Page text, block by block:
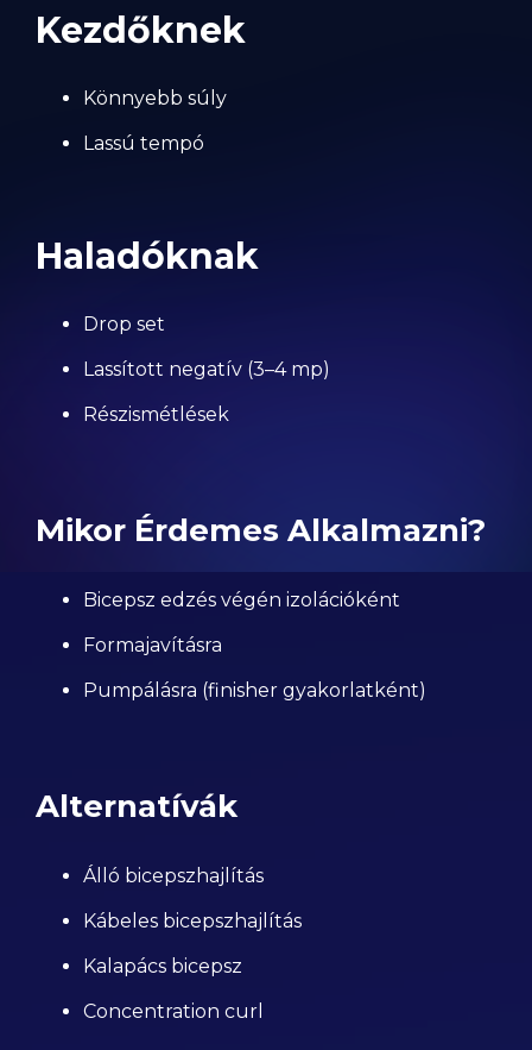
Kezdőknek
Könnyebb súly
Lassú tempó
Haladóknak
Drop set
Lassított negatív (3–4 mp)
Részismétlések
Mikor Érdemes Alkalmazni?
Bicepsz edzés végén izolációként
Formajavításra
Pumpálásra (finisher gyakorlatként)
Alternatívák
Álló bicepszhajlítás
Kábeles bicepszhajlítás
Kalapács bicepsz
Concentration curl